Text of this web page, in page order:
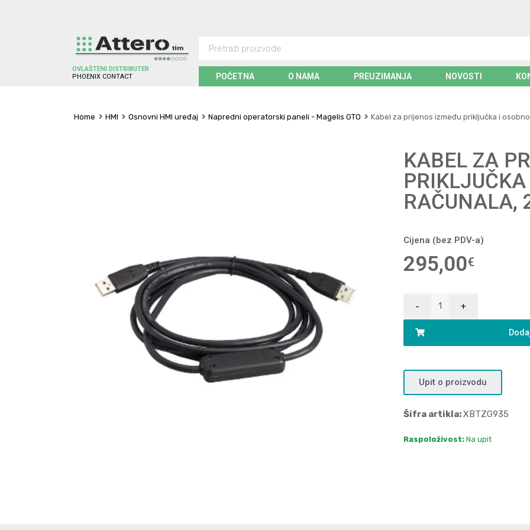
OVLAŠTENI DISTRIBUTER
P H O EN X CO NTACT POČETNA O NAMA PREUZIMANJA NOVOSTI
Home HMI Osnovni HMI uređaj Napredni operatorski paneli - Magelis GTO Kabel za prijenos između priključka i
KABEL ZA
RAČUNALA,
Cijena (bez PDV-a)
295,00€
Upit o proizvodu
Šifra artikla:XBTZG935
Raspoloživost: Na upit